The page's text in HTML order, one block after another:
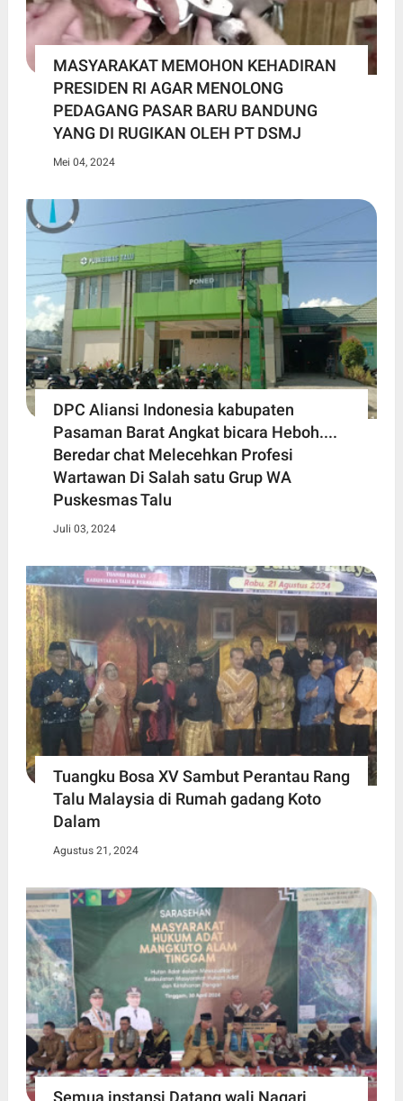
MASYARAKAT MEMOHON KEHADIRAN
PRESIDEN RI AGAR MENOLONG
PEDAGANG PASAR BARU BANDUNG
YANG DI RUGIKAN OLEH PT DSMJ
Mei 04, 2024
DPC Aliansi Indonesia kabupaten
Pasaman Barat Angkat bicara Heboh....
Beredar chat Melecehkan Profesi
Wartawan Di Salah satu Grup WA
Puskesmas Talu
Juli 03, 2024
Tuangku Bosa XV Sambut Perantau Rang
Talu Malaysia di Rumah gadang Koto
Dalam
Agustus 21, 2024